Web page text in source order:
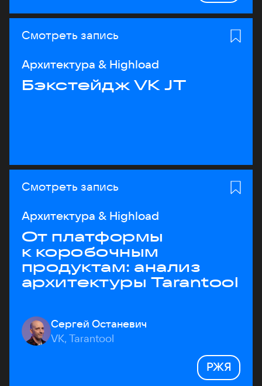
Смотреть запись
Архитектура & Highload
Бэкстейдж VK JT
Смотреть запись
Архитектура & Highload
От платформы
к коробочным
продуктам: анализ
архитектуры Tarantool
Сергей Останевич
VK, Tarantool
РЖЯ